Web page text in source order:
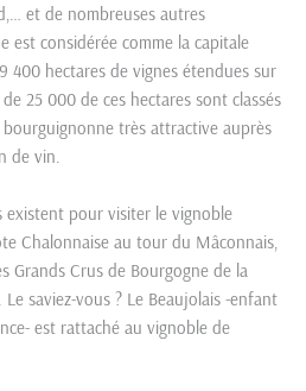
et de nombreuses autres
est considérée comme la capitale
400 hectares de vignes étendues sur
25 000 de ces hectares sont classés
très attractive auprès
de vin.
existent pour visiter le vignoble
Chalonnaise au tour du Mâconnais,
Grands Crus de Bourgogne de la
saviez-vous ? Le Beaujolais -enfant
est rattaché au vignoble de